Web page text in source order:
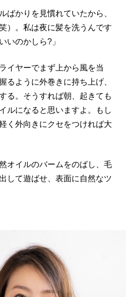
ばかりを見慣れていたから、
）。私は夜に髪を洗うんです
いのかしら?」
イヤーでまず上から風を当
るように外巻きに持ち上げ、
る。そうすれば朝、起きても
ルになると思いますよ。もし
く外向きにクセをつければ大
オイルのバームをのばし、毛
して遊ばせ、表面に自然なツ